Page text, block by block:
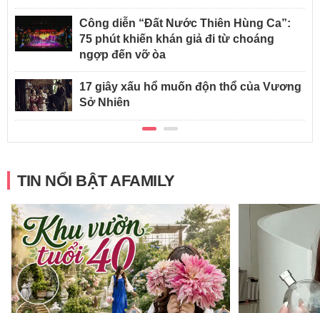
Công diễn “Đất Nước Thiên Hùng Ca”:
75 phút khiến khán giả đi từ choáng
ngợp đến vỡ òa
17 giây xấu hổ muốn độn thổ của Vương
Sở Nhiên
TIN NỔI BẬT AFAMILY